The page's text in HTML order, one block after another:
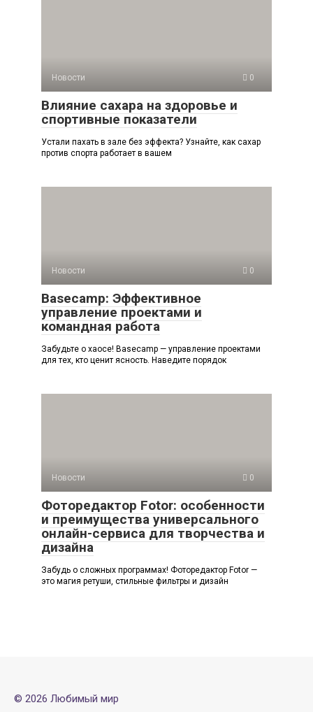
Новости 0
Влияние сахара на здоровье и
спортивные показатели
Устали пахать в зале без эффекта? Узнайте, как сахар
против спорта работает в вашем
Новости 0
Basecamp: Эффективное
управление проектами и
командная работа
Забудьте о хаосе! Basecamp — управление проектами
для тех, кто ценит ясность. Наведите порядок
Новости 0
Фоторедактор Fotor: особенности
и преимущества универсального
онлайн-сервиса для творчества и
дизайна
Забудь о сложных программах! Фоторедактор Fotor —
это магия ретуши, стильные фильтры и дизайн
© 2026 Любимый мир